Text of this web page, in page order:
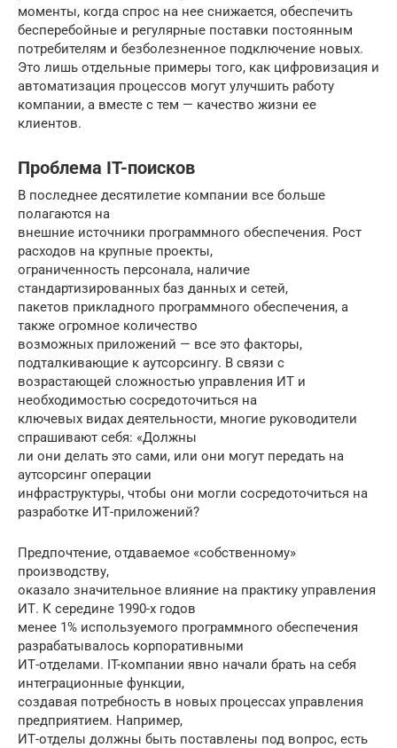
моменты, когда спрос на нее снижается, обеспечить
бесперебойные и регулярные поставки постоянным
потребителям и безболезненное подключение новых.
Это лишь отдельные примеры того, как цифровизация и
автоматизация процессов могут улучшить работу
компании, а вместе с тем — качество жизни ее
клиентов.
Проблема IT-поисков
В последнее десятилетие компании все больше
полагаются на
внешние источники программного обеспечения. Рост
расходов на крупные проекты,
ограниченность персонала, наличие
стандартизированных баз данных и сетей,
пакетов прикладного программного обеспечения, а
также огромное количество
возможных приложений — все это факторы,
подталкивающие к аутсорсингу. В связи с
возрастающей сложностью управления ИТ и
необходимостью сосредоточиться на
ключевых видах деятельности, многие руководители
спрашивают себя: «Должны
ли они делать это сами, или они могут передать на
аутсорсинг операции
инфраструктуры, чтобы они могли сосредоточиться на
разработке ИТ-приложений?
Предпочтение, отдаваемое «собственному»
производству,
оказало значительное влияние на практику управления
ИТ. К середине 1990-х годов
менее 1% используемого программного обеспечения
разрабатывалось корпоративными
ИТ-отделами. IT-компании явно начали брать на себя
интеграционные функции,
создавая потребность в новых процессах управления
предприятием. Например,
ИТ-отделы должны быть поставлены под вопрос, есть